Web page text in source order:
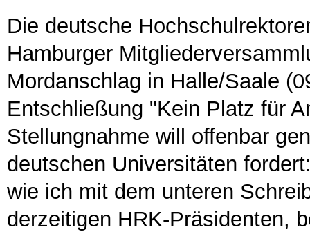
Die deutsche
Hamburger
Mordanschlag in Halle/Saale
Entschließung "Kein Platz für
Stellungnahme will offenbar
deutschen Universitäten
wie ich mit dem unteren
derzeitigen HRK-Präsidenten,